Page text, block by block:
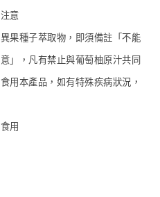
意
果種子萃取物，即須備註「不能
」，凡有禁止與葡萄柚原汁共同
用本產品，如有特殊疾病狀況，
用